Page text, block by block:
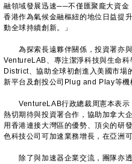
融領域發展迅速──不僅匯聚龐大資金
香港作為氣候金融樞紐的地位日益提
動全球持續創新。」
為探索長遠夥伴關係，投資署亦與
VentureLAB、專注潔淨科技與生命
District、協助全球初創進入美國市場
新平台及創投公司Plug and Play等機
VentureLAB行政總裁周憲本表示
熱切期待與投資署合作，協助加拿大
用香港連接大灣區的優勢、頂尖的研
色科技公司可加速業務增長，在亞洲
除了與加速器企業交流，團隊亦透